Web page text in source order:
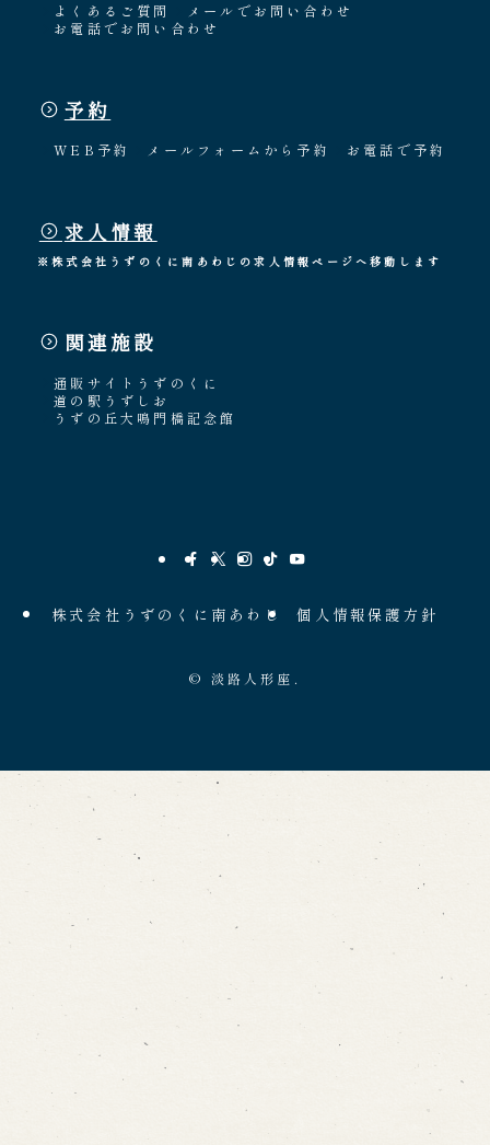
よくあるご質問
メールでお問い合わせ
お電話でお問い合わせ
予約
WEB予約 メールフォームから予約 お電話で予約
求人情報
※株式会社うずのくに南あわじの求人情報ページへ移動します
関連施設
通販サイトうずのくに
道の駅うずしお
うずの丘大鳴門橋記念館
株式会社うずのくに南あわじ 個人情報保護方針
© 淡路人形座.